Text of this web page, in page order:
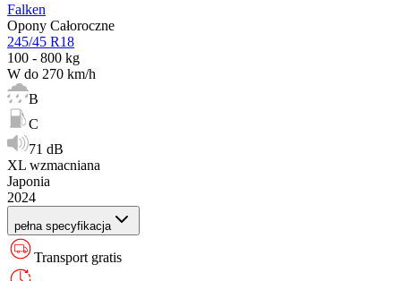
Falken
Opony Całoroczne
245/45 R18
100 - 800 kg
W do 270 km/h
B
C
71 dB
XL wzmacniana
Japonia
2024
pełna specyfikacja
Transport gratis